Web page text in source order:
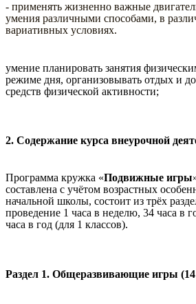
- применять жизненно важные
умения различными способами, в
вариативных условиях.
умение планировать занятия
режиме дня, организовывать отдых и
средств физической активности;
2. Содержание курса внеурочной
Программа кружка «Подвижные игры
составлена с учётом возрастных
начальной школы, состоит из трёх
проведение 1 часа в неделю, 34 часа в
часа в год (для 1 классов).
Раздел 1. Общеразвивающие игры (14